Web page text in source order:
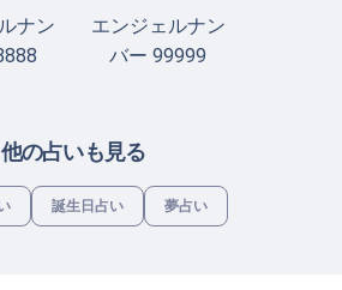
ナン
エンジェルナン
バー 99999
他の占いも見る
誕生日占い 夢占い